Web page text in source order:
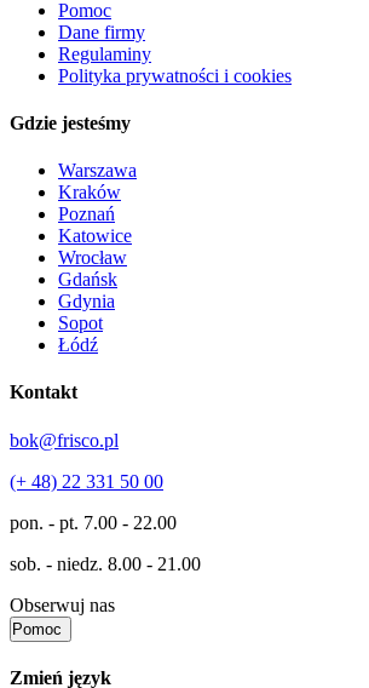
Pomoc
Dane firmy
Regulaminy
Polityka prywatności i cookies
Gdzie jesteśmy
Warszawa
Kraków
Poznań
Katowice
Wrocław
Gdańsk
Gdynia
Sopot
Łódź
Kontakt
bok@frisco.pl
(+ 48) 22 331 50 00
pon. - pt. 7.00 - 22.00
sob. - niedz. 8.00 - 21.00
Obserwuj nas
Pomoc
Zmień język